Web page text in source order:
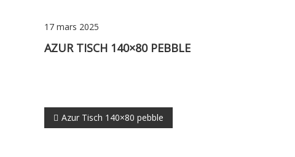
17 mars 2025
AZUR TISCH 140×80 PEBBLE
Navigation
Azur Tisch 140×80 pebble